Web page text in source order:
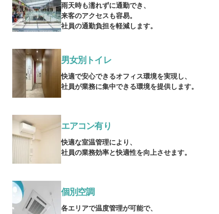
雨天時も濡れずに通勤でき、
来客のアクセスも容易。
社員の通勤負担を軽減します。
男女別トイレ
快適で安心できるオフィス環境を実現し、
社員が業務に集中できる環境を提供します。
エアコン有り
快適な室温管理により、
社員の業務効率と快適性を向上させます。
個別空調
各エリアで温度管理が可能で、